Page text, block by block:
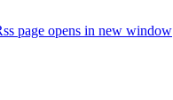
page opens in new window